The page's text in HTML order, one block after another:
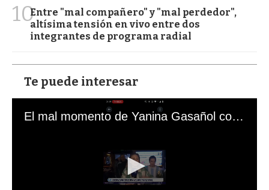
10Entre "mal compañero" y "mal perdedor",
altísima tensión en vivo entre dos
integrantes de programa radial
Te puede interesar
El mal momento de Yanina Gasañol con un hincha argentino en "Subrayado"